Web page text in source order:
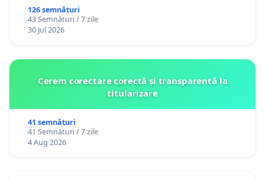
126 semnături
43 Semnături / 7 zile
30 Jul 2026
Cerem corectare corectă și transparentă la
titularizare
41 semnături
41 Semnături / 7 zile
4 Aug 2026